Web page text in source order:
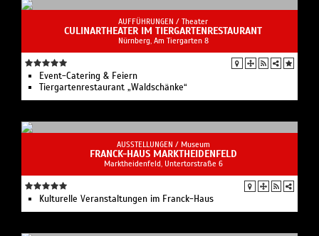
AUFFÜHRUNGEN / Theater
CULINARTHEATER IM TIERGARTENRESTAURANT
Nürnberg, Am Tiergarten 8
Event-Catering & Feiern
Tiergartenrestaurant „Waldschänke“
AUSSTELLUNGEN / Museum
FRANCK-HAUS MARKTHEIDENFELD
Marktheidenfeld, Untertorstraße 6
Kulturelle Veranstaltungen im Franck-Haus